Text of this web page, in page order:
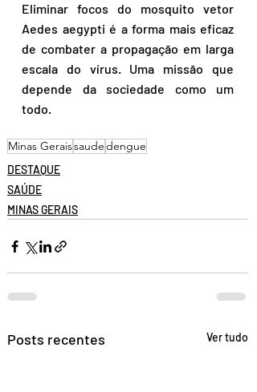
Eliminar focos do mosquito vetor
Aedes aegypti é a forma mais eficaz
de combater a propagação em larga
escala do vírus. Uma missão que
depende da sociedade como um
todo.
Minas Geraissaudedengue
DESTAQUE
SAÚDE
MINAS GERAIS
Posts recentes Ver tudo